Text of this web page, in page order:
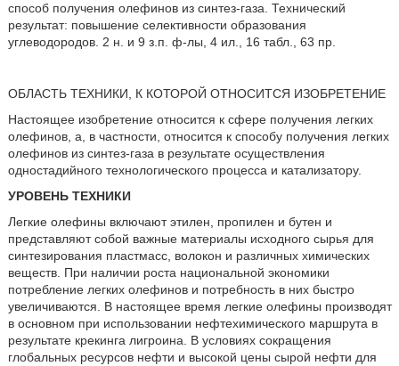
способ получения олефинов из синтез-газа. Технический
результат: повышение селективности образования
углеводородов. 2 н. и 9 з.п. ф-лы, 4 ил., 16 табл., 63 пр.
ОБЛАСТЬ ТЕХНИКИ, К КОТОРОЙ ОТНОСИТСЯ ИЗОБРЕТЕНИЕ
Настоящее изобретение относится к сфере получения легких
олефинов, а, в частности, относится к способу получения легких
олефинов из синтез-газа в результате осуществления
одностадийного технологического процесса и катализатору.
УРОВЕНЬ ТЕХНИКИ
Легкие олефины включают этилен, пропилен и бутен и
представляют собой важные материалы исходного сырья для
синтезирования пластмасс, волокон и различных химических
веществ. При наличии роста национальной экономики
потребление легких олефинов и потребность в них быстро
увеличиваются. В настоящее время легкие олефины производят
в основном при использовании нефтехимического маршрута в
результате крекинга лигроина. В условиях сокращения
глобальных ресурсов нефти и высокой цены сырой нефти для